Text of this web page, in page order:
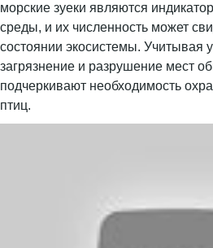
морские зуеки являются
среды, и их численность может
состоянии экосистемы. Учитывая
загрязнение и разрушение мест
подчеркивают необходимость
птиц.